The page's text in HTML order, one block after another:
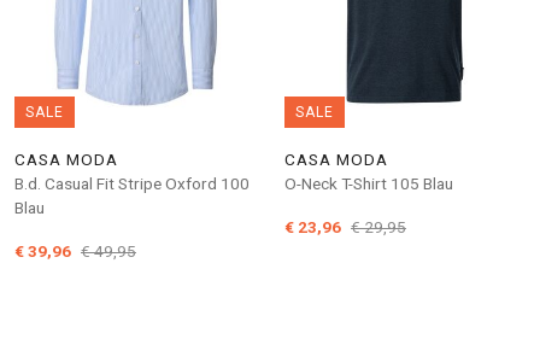
SALE
CASA MODA
B.d. Casual Fit Stripe Oxford 100
Blau
€ 49,95
€ 39,96
SALE
CASA MODA
O-Neck T-Shirt 105 Blau
€ 29,95
€ 23,96